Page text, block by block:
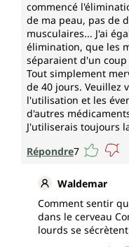
commencé
de ma peau, pas de
musculaires... J'ai
élimination, que les
séparaient d'un
Tout simplement
de 40 jours. Veuillez
l'utilisation et les
d'autres
J'utiliserais toujours
Répondre7
Waldemar
Comment sentir
dans le cerveau
lourds se